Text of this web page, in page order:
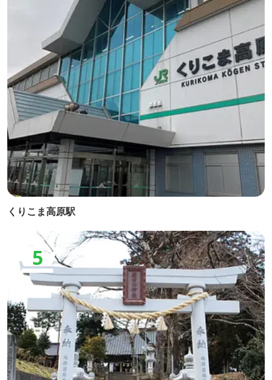
くりこま高原駅
5